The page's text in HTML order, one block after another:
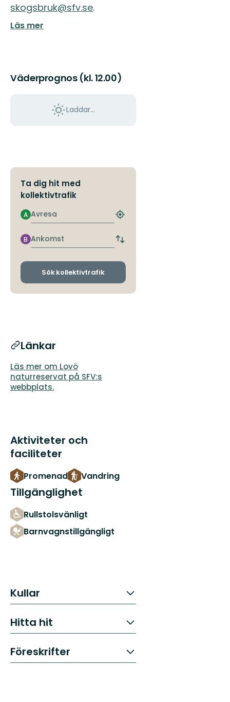
skogsbruk@sfv.se.
Läs mer
Väderprognos (kl. 12.00)
Laddar...
Ta dig hit med
kollektivtrafik
Avresa
A
Hitta
hållplats
Ankomst
B
Byt
och
Sök kollektivtrafik
Länkar
Läs mer om Lovö
naturreservat på SFV:s
webbplats.
Aktiviteter och
faciliteter
Promenad Vandring
Tillgänglighet
Rullstolsvänligt
Barnvagnstillgängligt
Kullar
Hitta hit
Föreskrifter